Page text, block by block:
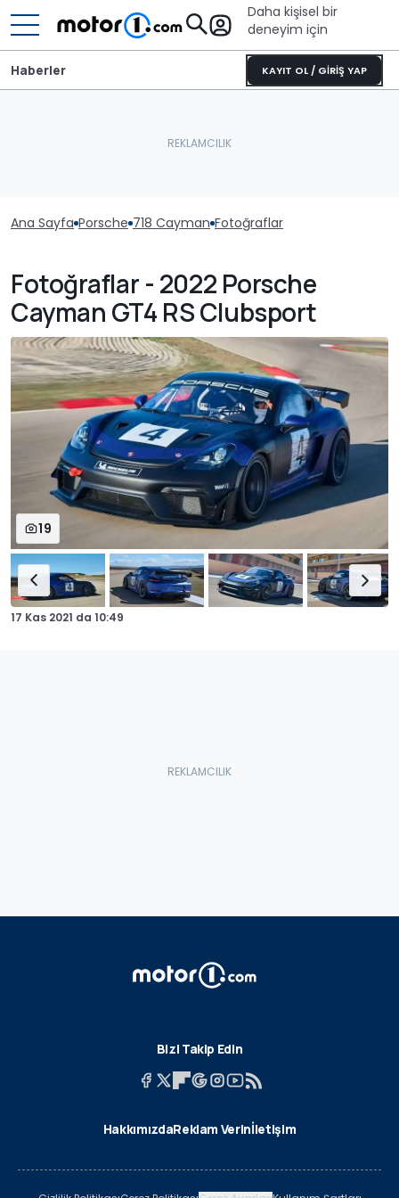
Daha kişisel bir
deneyim için
KAYIT OL / GİRİŞ YAP
Haberler
Ana Sayfa Porsche 718 Cayman Fotoğraflar
Fotoğraflar - 2022 Porsche
Cayman GT4 RS Clubsport
19
17 Kas 2021 da 10:49
Bizi Takip Edin
HakkımızdaReklam Verinİletişim